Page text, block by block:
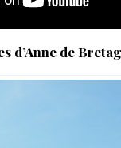
d’Anne de